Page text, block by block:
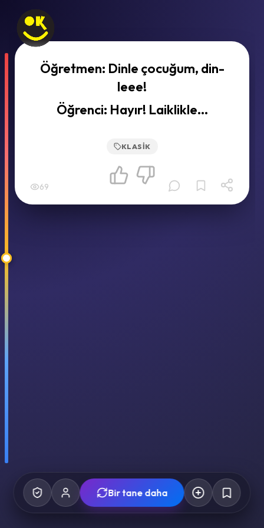
Öğretmen: Dinle çocuğum, din-
leee!
Öğrenci: Hayır! Laiklikle...
KLASIK
69
Bir tane daha